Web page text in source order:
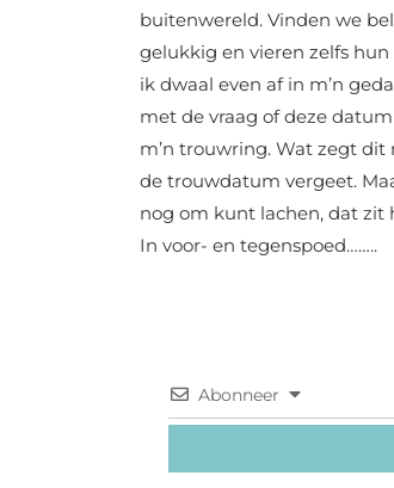
buitenwereld. Vinden we
gelukkig en vieren zelfs
ik dwaal even af in m’n
met de vraag of deze
m’n trouwring. Wat zegt
de trouwdatum vergeet.
nog om kunt lachen, dat zit
In voor- en tegenspoed……..
Abonneer